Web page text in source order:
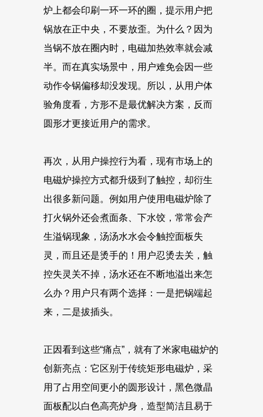
炉上都会印刷一环一环的圈，提示用户把
锅放在正中央，不要放歪。为什么？因为
当锅不放在圈内时，电磁加热效率就会减
半。而在真实场景中，用户难免会因一些
动作令锅偏移却没发现。所以，从用户体
验角度看，方形不是最优解决方案，反而
圆形才更接近用户的需求。
再次，从用户操控行为看，现有市场上的
电磁炉操控方式都升级到了触控，却衍生
出很多新问题。例如用户使用电磁炉除了
打火锅外还会煮面条、下水饺，常常会产
生溢锅现象，汤汤水水会令触控面板失
灵，而且还是烫手的！用户忍烫去关，触
控失灵关不掉，汤水还在不断地溢出来怎
么办？用户只有两个选择：一是把锅端起
来，二是拔插头。
正因看到这些“痛点”，就有了米家电磁炉的
创新亮点：它区别于传统矩形电磁炉，采
用了占用空间更小的圆形设计，黑色微晶
面板配以白色高亮炉身，造型简洁且易于